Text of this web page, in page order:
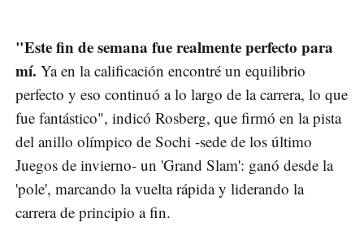
"Este fin de semana fue realmente perfecto para
mí. Ya en la calificación encontré un equilibrio
perfecto y eso continuó a lo largo de la carrera, lo que
fue fantástico", indicó Rosberg, que firmó en la pista
del anillo olímpico de Sochi -sede de los último
Juegos de invierno- un 'Grand Slam': ganó desde la
'pole', marcando la vuelta rápida y liderando la
carrera de principio a fin.